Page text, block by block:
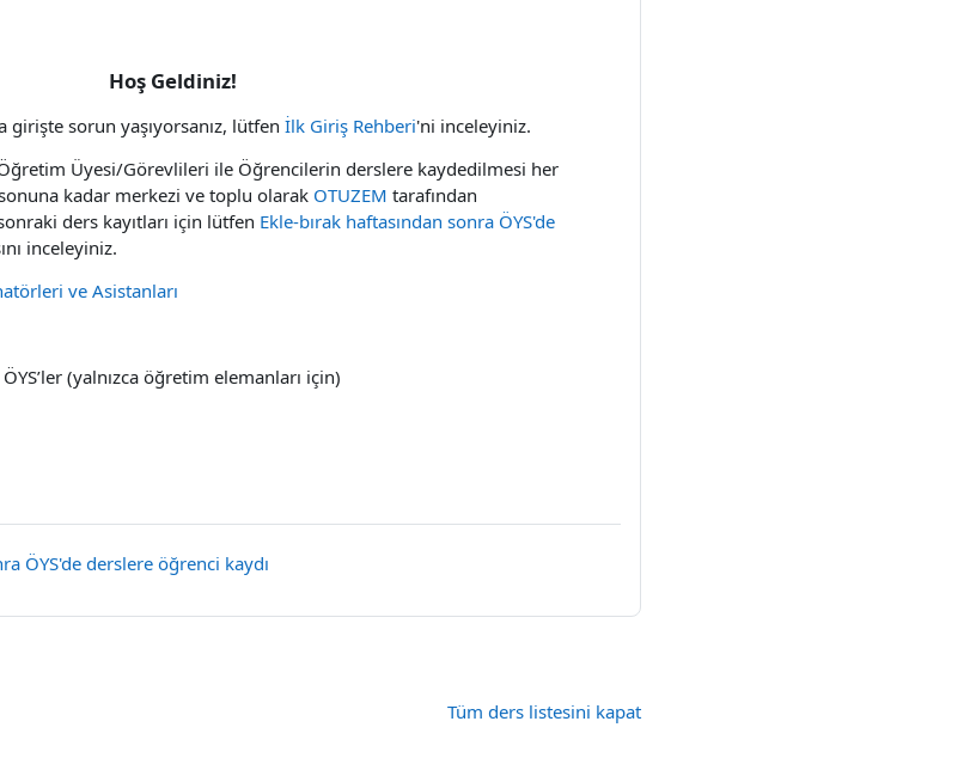
Hoş Geldiniz!
girişte sorun yaşıyorsanız, lütfen İlk Giriş Rehberi'ni inceleyiniz.
Öğretim Üyesi/Görevlileri ile Öğrencilerin derslere kaydedilmesi her
kadar merkezi ve toplu olarak OTUZEM tarafından
ders kayıtları için lütfen Ekle-bırak haftasından sonra ÖYS'de
inceleyiniz.
ve Asistanları
(yalnızca öğretim elemanları için)
ÖYS'de derslere öğrenci kaydı
Tüm ders listesini kapat